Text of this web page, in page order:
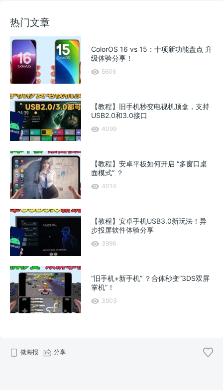
热门文章
ColorOS 16 vs 15：十项新功能盘点 升
级体验分享！
5606
【教程】旧手机秒变电视机顶盒，支持
USB2.0和3.0接口
4099
【教程】安卓平板如何开启 “多窗口桌
面模式” ？
4014
【教程】安卓手机USB3.0新玩法！异
步投屏软件体验分享
3996
“旧手机+新手机” ？合体秒变“3DS双屏
掌机”！
3903
微海报 分享